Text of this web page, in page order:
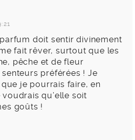
doit sentir divinement
fait rêver, surtout que les
pêche et de fleur
préférées ! Je
je pourrais faire, en
qu’elle soit
goûts !